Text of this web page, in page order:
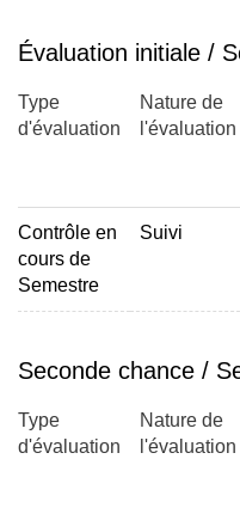
Évaluation initiale /
Type
d'évaluation
Nature de
l'évaluation
Contrôle en
cours de
Semestre
Suivi
Seconde chance /
Type
d'évaluation
Nature de
l'évaluation